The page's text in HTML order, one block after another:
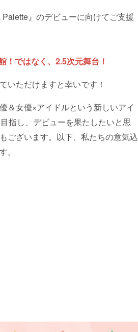
』のデビューに向けてご支援
！ではなく、2.5次元舞台！
いただけますと幸いです！
＆女優×アイドルという新しいアイ
指し、デビューを果たしたいと思
ございます。以下、私たちの意気込
。